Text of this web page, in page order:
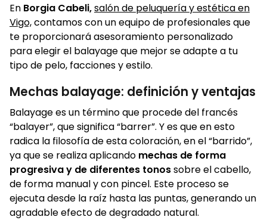
En Borgia Cabeli,salón de peluquería y estética en
Vigo,contamos con un equipo de profesionales que
te proporcionará asesoramiento personalizado
para elegir el balayage que mejor se adapte a tu
tipo de pelo, facciones y estilo.
Mechas balayage: definición y ventajas
Balayage es un término que procede del francés
“balayer”, que significa “barrer”. Y es que en esto
radica la filosofía de esta coloración, en el “barrido”,
ya que se realiza aplicando mechas de forma
progresiva y de diferentes tonossobre el cabello,
de forma manual y con pincel. Este proceso se
ejecuta desde la raíz hasta las puntas, generando un
agradable efecto de degradado natural.